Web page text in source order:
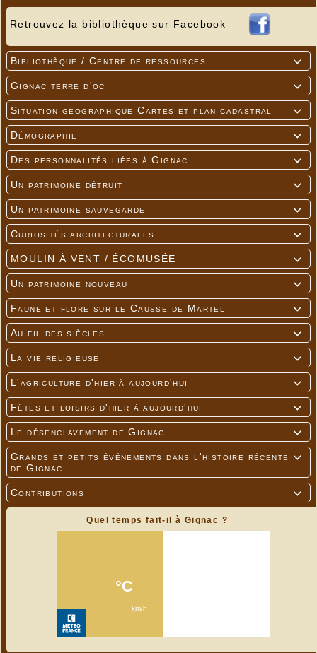
Retrouvez la bibliothèque sur Facebook

Bibliothèque / Centre de ressources

Gignac terre d'oc

Situation géographique Cartes et plan cadastral

Démographie

Des personnalités liées à Gignac

Un patrimoine détruit

Un patrimoine sauvegardé

Curiosités architecturales

MOULIN À VENT / ÉCOMUSÉE

Un patrimoine nouveau

Faune et flore sur le Causse de Martel

Au fil des siècles

La vie religieuse

L'agriculture d'hier à aujourd'hui

Fêtes et loisirs d'hier à aujourd'hui

Le désenclavement de Gignac

Grands et petits événements dans l'histoire récente
de Gignac

Contributions
Quel temps fait-il à Gignac ?